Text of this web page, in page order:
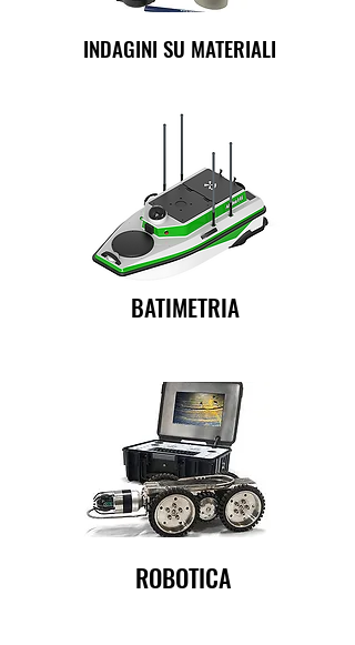
INDAGINI SU MATERIALI
BATIMETRIA
ROBOTICA